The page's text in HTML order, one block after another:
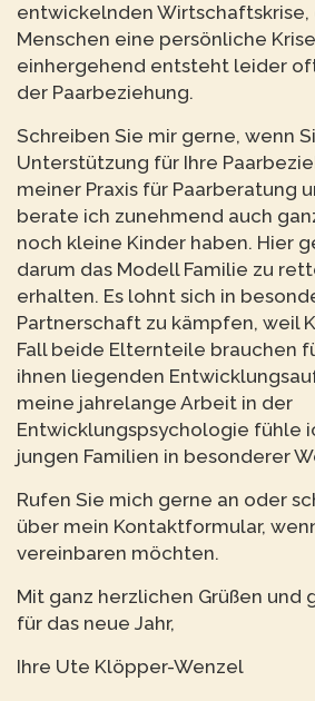
entwickelnden
Menschen eine persönliche
einhergehend entsteht leider
der Paarbeziehung.
Schreiben Sie mir gerne, wenn
Unterstützung für Ihre
meiner Praxis für Paarberatung
berate ich zunehmend auch
noch kleine Kinder haben. Hier
darum das Modell Familie zu
erhalten. Es lohnt sich in
Partnerschaft zu kämpfen, weil
Fall beide Elternteile brauchen
ihnen liegenden
meine jahrelange Arbeit in der
Entwicklungspsychologie fühle
jungen Familien in besonderer
Rufen Sie mich gerne an oder
über mein Kontaktformular,
vereinbaren möchten.
Mit ganz herzlichen Grüßen und
für das neue Jahr,
Ihre Ute Klöpper-Wenzel